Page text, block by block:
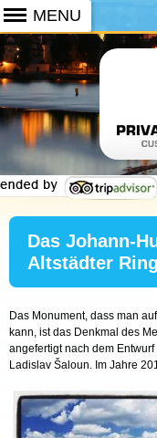
Das Johann-
Altstädter Ring
Das Monument, dass man
kann, ist das Denkmal des
angefertigt nach dem
Ladislav Šaloun. Im Jahre